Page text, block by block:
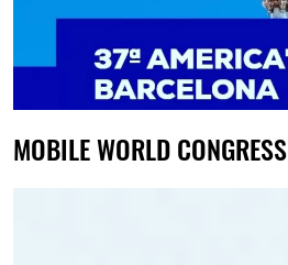
MOBILE WORLD CONGRESS